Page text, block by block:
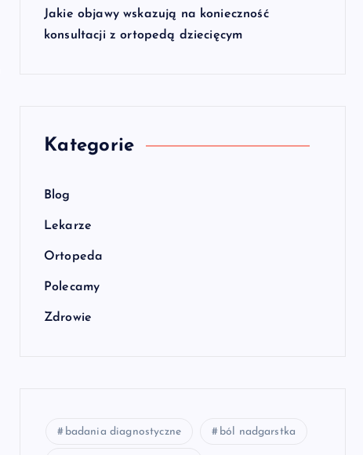
Jakie objawy wskazują na konieczność
konsultacji z ortopedą dziecięcym
Kategorie
Blog
Lekarze
Ortopeda
Polecamy
Zdrowie
badania diagnostyczne ból nadgarstka